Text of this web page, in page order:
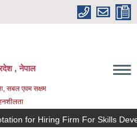
, नेपाल
सबल एवम सक्षम
for Hiring Firm For Skills